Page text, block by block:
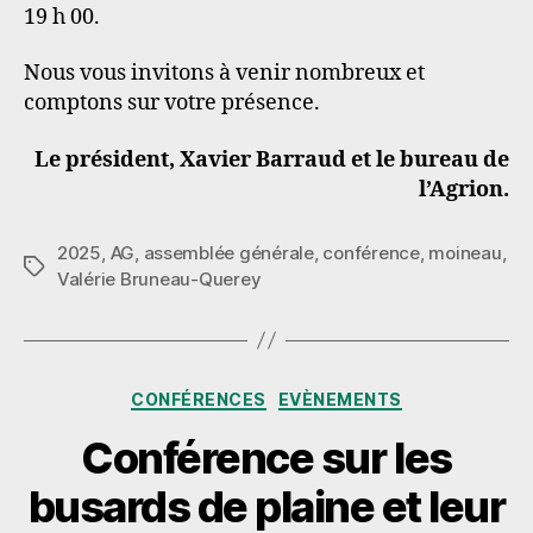
19 h 00.
Nous vous invitons à venir nombreux et
comptons sur votre présence.
Le président, Xavier Barraud et le bureau de
l’Agrion.
Étiquettes
2025 AG assemblée générale, conférence, moineau
Valérie Bruneau-Querey
Catégories
CONFÉRENCES EVÈNEMENTS
Conférence sur les
busards de plaine et leur